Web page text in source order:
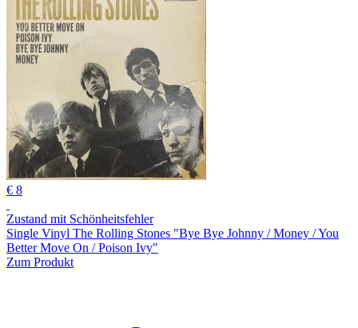
€ 8
Zustand mit Schönheitsfehler
Single Vinyl The Rolling Stones "Bye Bye Johnny / Money / You
Better Move On / Poison Ivy"
Zum Produkt